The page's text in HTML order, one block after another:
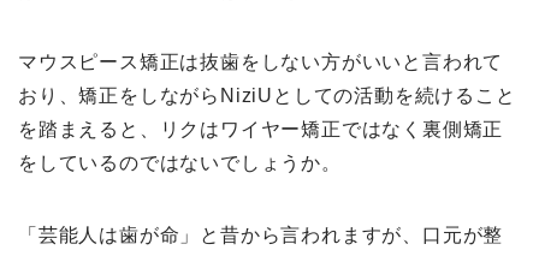
マウスピース矯正は抜歯をしない方がいいと言われて
おり、矯正をしながらNiziUとしての活動を続けること
を踏まえると、リクはワイヤー矯正ではなく裏側矯正
をしているのではないでしょうか。
「芸能人は歯が命」と昔から言われますが、口元が整